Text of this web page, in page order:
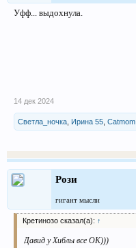
Уфф... выдохнула.
14 дек 2024
Светла_ночка Ирина 55 Catmom
Рози
гигант мысли
Кретинозо сказал(а): ↑
Давид у Хиблы все ОК)))